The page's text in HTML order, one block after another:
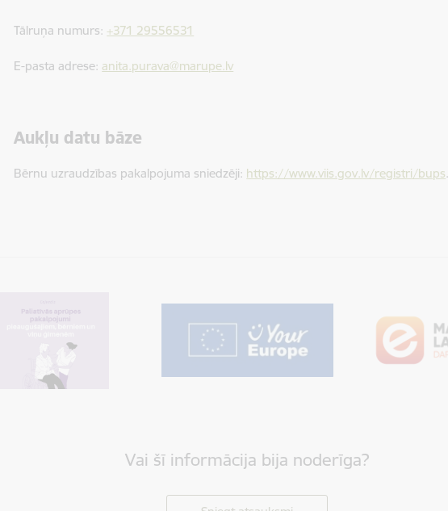
Tālruņa numurs:+371 29556531
E-pasta adrese: anita.purava@marupe.lv
Aukļu datu bāze
Bērnu uzraudzības pakalpojuma sniedzēji: https://www.viis.gov.lv/registri/bups.
Vai šī informācija bija noderīga?